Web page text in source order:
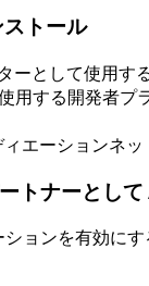
トール
として使用
する開発者
エーションネ
トナーとし
ョンを有効に